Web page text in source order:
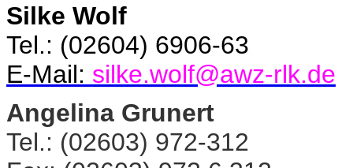
Silke Wolf
Tel.: (02604) 6906-63
E-Mail: silke.wolf@awz-rlk.de
Angelina Grunert
Tel.: (02603) 972-312